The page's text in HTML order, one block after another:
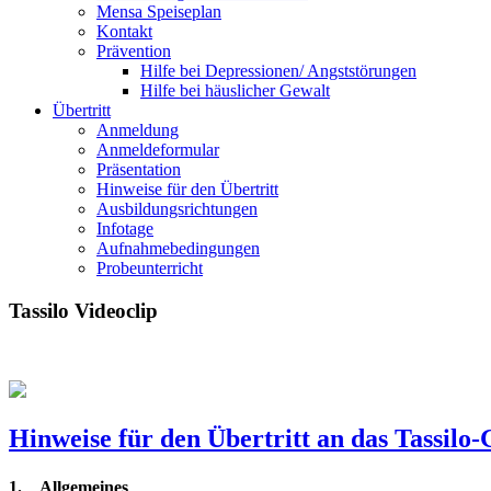
Mensa Speiseplan
Kontakt
Prävention
Hilfe bei Depressionen/ Angststörungen
Hilfe bei häuslicher Gewalt
Übertritt
Anmeldung
Anmeldeformular
Präsentation
Hinweise für den Übertritt
Ausbildungsrichtungen
Infotage
Aufnahmebedingungen
Probeunterricht
Tassilo Videoclip
Hinweise für den Übertritt an das Tassilo-
1. Allgemeines